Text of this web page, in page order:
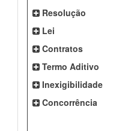
Resolução
Lei
Contratos
Termo Aditivo
Inexigibilidade
Concorrência